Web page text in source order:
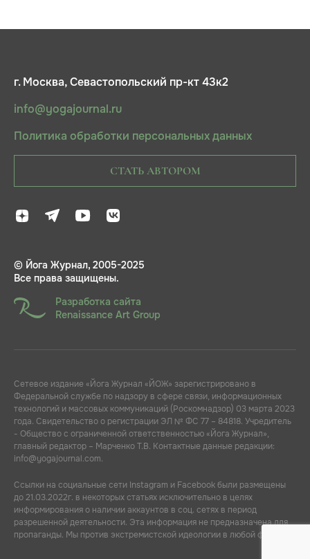
г. Москва, Севастопольский пр-кт 43к2
info@yogajournal.ru
Политика обработки персональных данных
СТАТЬ АВТОРОМ
© Йога Журнал, 2005-2025
Все права защищены.
Разработка сайта
Renaissance Art Group
Сетевое издание «Йога Журнал «ЙОЖ» зарегистрировано в
Федеральной службе по надзору в сфере связи, информационных
технологий и массовых коммуникаций (Роскомнадзор) 03 марта 2023
года. Свидетельство о регистрации ЭЛ № ФС 77 – 84818. Учредитель
- Общество с ограниченной ответственностью «Йога Журнал»,
главный редактор – Марченко Т.В. Контактные данные редакции:
info@yogajournal.com.
Ссылки на социальные сети Instagram и Facebook были размещены
до 21.03.2022г. в некоторых статьях исключительно в целях
информирования о наличии аккаунтов в соц. сетях в период
разрешенной деятельности. Эта информация не предназначена для
пропаганды. Мы против экстремистской идеологии в любой форме.